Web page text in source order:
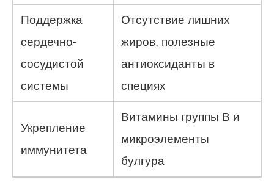
Поддержка
сердечно-
сосудистой
системы
Отсутствие лишних
жиров, полезные
антиоксиданты в
специях
Укрепление
иммунитета
Витамины группы В и
микроэлементы
булгура